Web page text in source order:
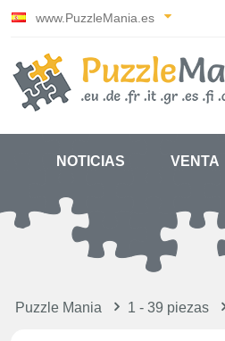
www.PuzzleMania.es
NOTICIAS VENTA
Puzzle Mania 1 - 39 piezas